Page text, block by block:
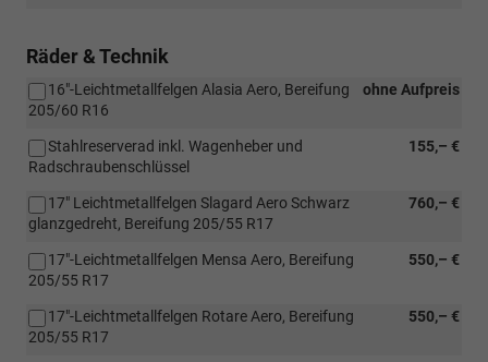
Räder & Technik
ohne Aufpreis
16"-Leichtmetallfelgen Alasia Aero, Bereifung
205/60 R16
155,– €
Stahlreserverad inkl. Wagenheber und
Radschraubenschlüssel
760,– €
17" Leichtmetallfelgen Slagard Aero Schwarz
glanzgedreht, Bereifung 205/55 R17
550,– €
17"-Leichtmetallfelgen Mensa Aero, Bereifung
205/55 R17
550,– €
17"-Leichtmetallfelgen Rotare Aero, Bereifung
205/55 R17